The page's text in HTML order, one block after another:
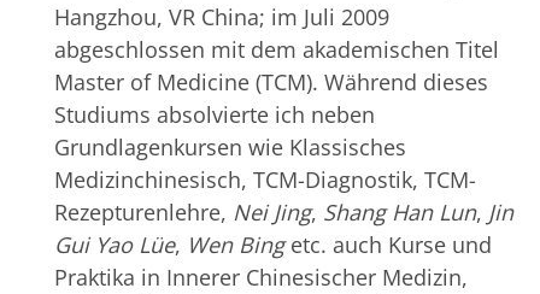
Hangzhou, VR China; im Juli 2009
abgeschlossen mit dem akademischen Titel
Master of Medicine (TCM). Während dieses
Studiums absolvierte ich neben
Grundlagenkursen wie Klassisches
Medizinchinesisch, TCM-Diagnostik, TCM-
Rezepturenlehre, Nei Jing, Shang Han Lun, Jin
Gui Yao Lüe, Wen Bingetc. auch Kurse und
Praktika in Innerer Chinesischer Medizin,